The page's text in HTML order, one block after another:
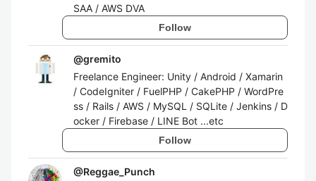
SAA / AWS DVA
Follow
@gremito
Freelance Engineer: Unity / Android / Xamarin
/ CodeIgniter / FuelPHP / CakePHP / WordPre
ss / Rails / AWS / MySQL / SQLite / Jenkins / D
ocker / Firebase / LINE Bot ...etc
Follow
@Reggae_Punch